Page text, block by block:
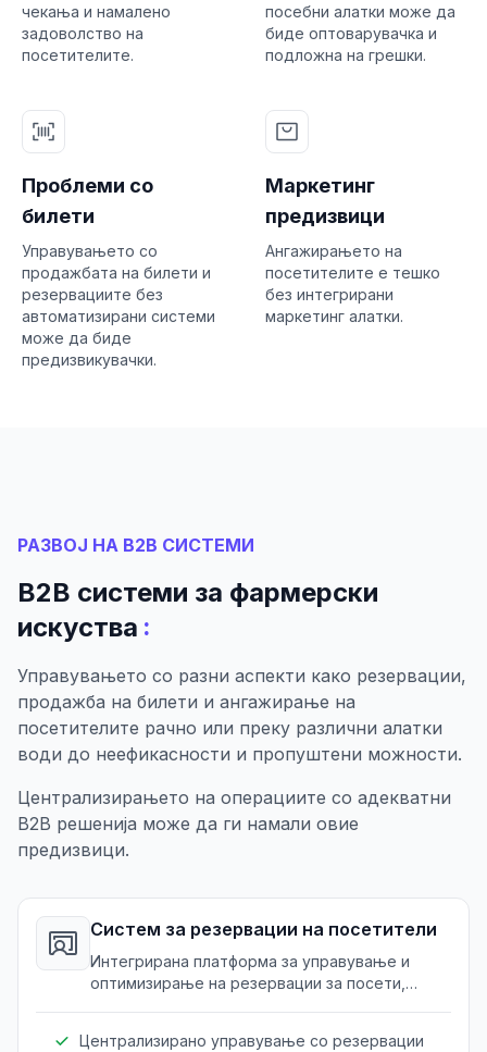
чекања и намалено
задоволство на
посетителите.
посебни алатки може да
биде оптоварувачка и
подложна на грешки.
Проблеми со
билети
Управувањето со
продажбата на билети и
резервациите без
автоматизирани системи
може да биде
предизвикувачки.
Маркетинг
предизвици
Ангажирањето на
посетителите е тешко
без интегрирани
маркетинг алатки.
РАЗВОЈ НА B2B СИСТЕМИ
B2B системи за фармерски
искуства :
Управувањето со разни аспекти како резервации,
продажба на билети и ангажирање на
посетителите рачно или преку различни алатки
води до неефикасности и пропуштени можности.
Централизирањето на операциите со адекватни
B2B решенија може да ги намали овие
предизвици.
Систем за резервации на посетители
Интегрирана платформа за управување и
оптимизирање на резервации за посети,
Централизирано управување со резервации